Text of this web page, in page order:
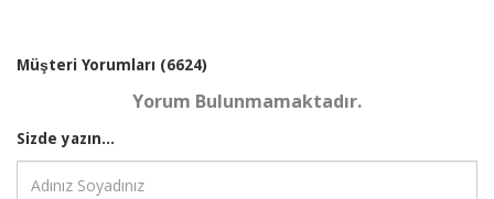
Müşteri Yorumları (6624)
Yorum Bulunmamaktadır.
Sizde yazın...